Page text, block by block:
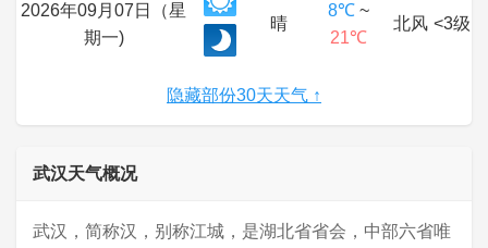
2026年09月07日（星
期一)
晴
8℃ ~
21℃
北风 <3级
隐藏部份30天天气 ↑
武汉天气概况
武汉，简称汉，别称江城，是湖北省省会，中部六省唯